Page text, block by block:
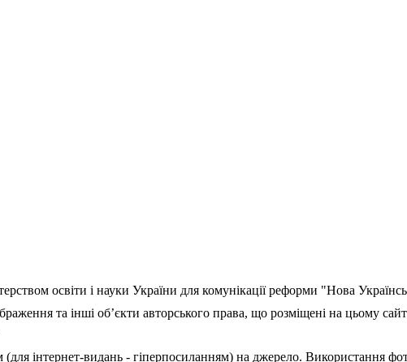
освіти і науки України для комунікації реформи "Нова
та інші об’єкти авторського права, що розміщені на цьому
інтернет-видань - гіперпосиланням) на джерело. Використання